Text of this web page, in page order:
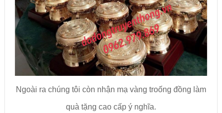
Ngoài ra chúng tôi còn nhận mạ vàng troống đồng làm
quà tặng cao cấp ý nghĩa.